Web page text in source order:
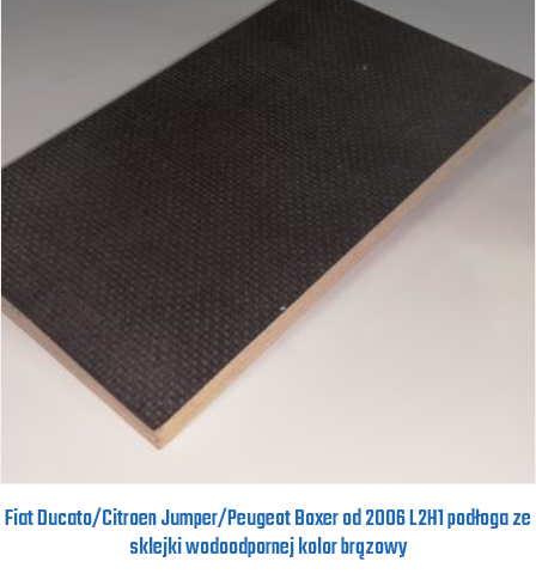
Fiat Ducato/Citroen Jumper/Peugeot Boxer od 2006 L2H1 podłoga ze
sklejki wodoodpornej kolor brązowy